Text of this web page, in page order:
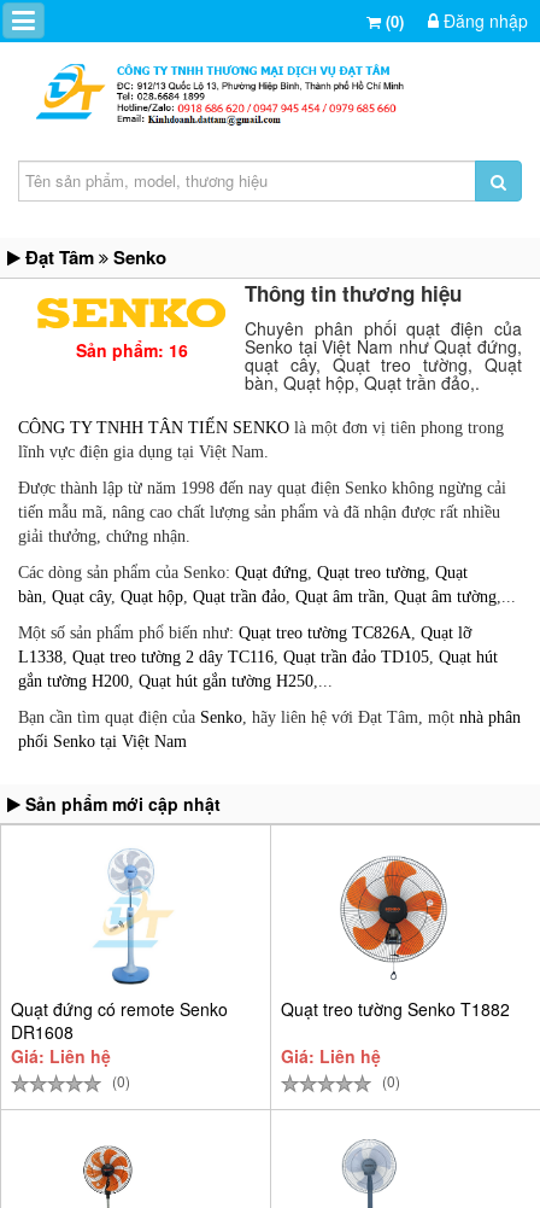
(0) Đăng nhập
Đạt Tâm Senko
Sản phẩm: 16
Thông tin thương hiệu
Chuyên phân phối quạt điện của
Senko tại Việt Nam như Quạt đứng,
quạt cây, Quạt treo tường, Quạt
bàn, Quạt hộp, Quạt trần đảo,.
CÔNG TY TNHH TÂN TIẾN SENKO là một đơn vị tiên phong trong
lĩnh vực điện gia dụng tại Việt Nam.
Được thành lập từ năm 1998 đến nay quạt điện Senko không ngừng cải
tiến mẫu mã, nâng cao chất lượng sản phẩm và đã nhận được rất nhiều
giải thưởng, chứng nhận.
Các dòng sản phẩm của Senko: Quạt đứng Quạt treo tường Quạt
bàn Quạt cây, Quạt hộp Quạt trần đảo Quạt âm trần Quạt âm tường
Một số sản phẩm phổ biến như: Quạt treo tường TC826A Quạt lỡ
L1338 Quạt treo tường 2 dây TC116 Quạt trần đảo TD105 Quạt hút
gắn tường H200 Quạt hút gắn tường H250
Bạn cần tìm quạt điện của Senko , hãy liên hệ với Đạt Tâm, một nhà phân
phối Senko tại Việt Nam
Sản phẩm mới cập nhật
Quạt đứng có remote Senko
DR1608
Giá: Liên hệ
(0)
Quạt treo tường Senko T1882
Giá: Liên hệ
(0)